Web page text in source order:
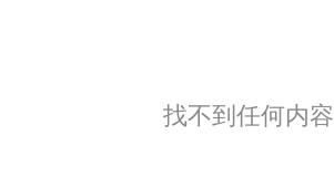
找不到任何内容